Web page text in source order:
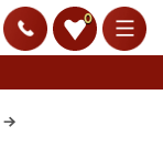
0
→